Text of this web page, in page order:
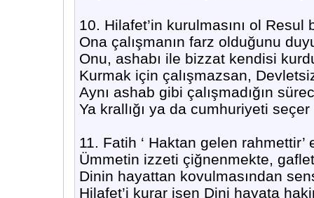
10. Hilafet’in kurulmasını ol Resul
Ona çalışmanın farz olduğunu
Onu, ashabı ile bizzat kendisi
Kurmak için çalışmazsan,
Aynı ashab gibi çalışmadığın
Ya krallığı ya da cumhuriyeti seçer
11. Fatih ‘ Haktan gelen rahmettir’
Ümmetin izzeti çiğnenmekte,
Dinin hayattan kovulmasından
Hilafet’i kurar isen Dini hayata